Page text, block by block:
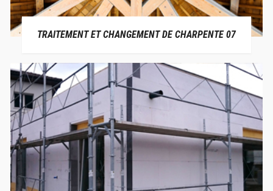
TRAITEMENT ET CHANGEMENT DE CHARPENTE 07